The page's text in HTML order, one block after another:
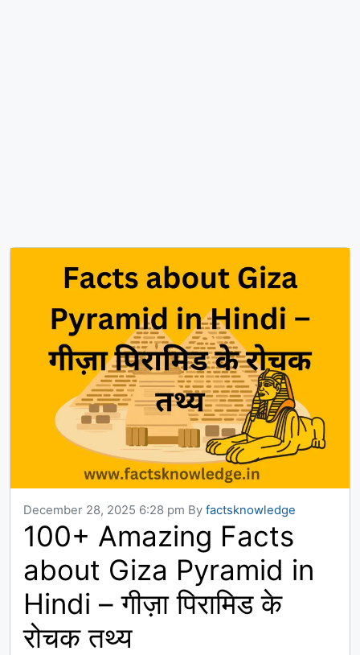
December 28, 2025 6:28 pm By factsknowledge
100+ Amazing Facts
about Giza Pyramid in
Hindi – गीज़ा पिरामिड के
रोचक तथ्य